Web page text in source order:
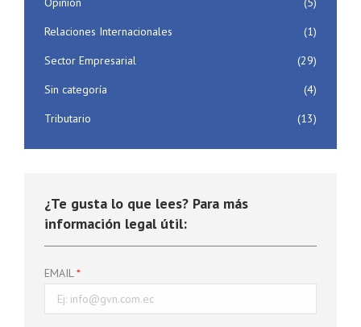
Relaciones Internacionales
(1)
Sector Empresarial
(29)
Sin categoría
(4)
Tributario
(13)
¿Te gusta lo que lees? Para más
información legal útil:
EMAIL